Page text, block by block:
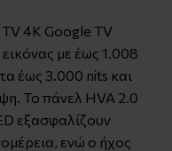
4K Google TV
με έως 1.008
έως 3.000 nits και
Το πάνελ HVA 2.0
εξασφαλίζουν
ενώ ο ήχος